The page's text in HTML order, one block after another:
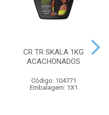
CR TR SKALA 1KG
ACACHONADOS
Código: 104771
Embalagem: 1X1